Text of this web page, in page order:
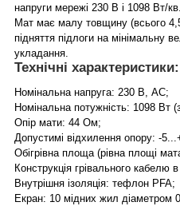
напруги мережі 230 В і 1098 Вт/
Мат має малу товщину (всього
підняття підлоги на мінімальну
укладання.
Технічні характеристики:
Номінальна напруга: 230 В, АС;
Номінальна потужність: 1098 Вт
Опір мати: 44 Ом;
Допустимі відхилення опору: -
Обігрівна площа (рівна площі
Конструкція грівального кабелю
Внутрішня ізоляція: тефлон PFA;
Екран: 10 мідних жил діаметром